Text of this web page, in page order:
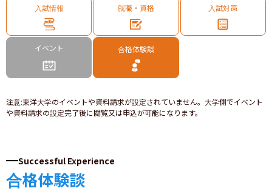
入試情報 就職・資格 入試対策
イベント 合格体験談
注意:東洋大学のイベントや資料請求が設定されていません。大学側でイベント
や資料請求の設定完了後に閲覧又は申込が可能になります。
Successful Experience
合格体験談